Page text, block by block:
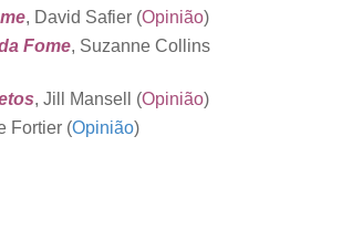
, David Safier (Opinião)
Fome, Suzanne Collins
, Jill Mansell (Opinião)
Fortier (Opinião)